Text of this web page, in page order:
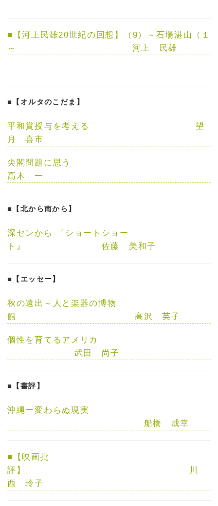
■ 【河上民雄20世紀の回想】（9）
～石場湛山（１
～
河上 民雄
■【オルタのこだま】
平和賞授与を考える
望
月 喜市
尖閣問題に思う
高木 一
■【北から南から】
深センから
『ショートショー
ト』
佐藤 美和子
■【エッセー】
秋の遠出～人と楽器の博物
館 高沢 英子
個性を育てるアメリカ
武田 尚子
■【書評】
沖縄ー変わらぬ現実
船橋 成幸
■ 【映画批
評】
川
西 玲子